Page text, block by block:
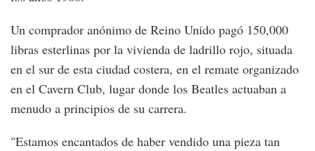
Un comprador anónimo de Reino Unido pagó 150,000
libras esterlinas por la vivienda de ladrillo rojo, situada
en el sur de esta ciudad costera, en el remate organizado
en el Cavern Club, lugar donde los Beatles actuaban a
menudo a principios de su carrera.
"Estamos encantados de haber vendido una pieza tan